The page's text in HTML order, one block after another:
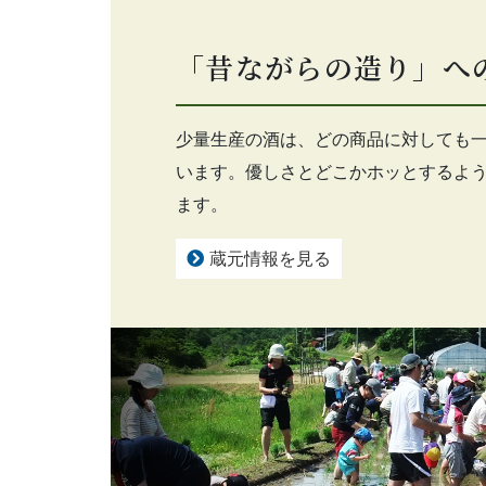
「昔ながらの造り」
少量生産の酒は、どの商品に対しても
います。優しさとどこかホッとするよ
ます。
蔵元情報を見る